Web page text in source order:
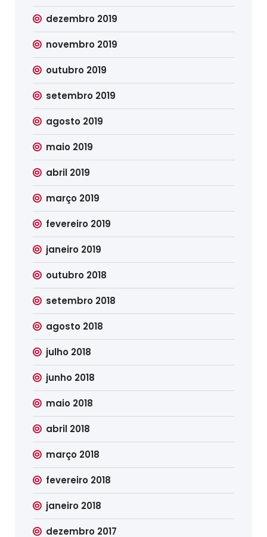
dezembro 2019
novembro 2019
outubro 2019
setembro 2019
agosto 2019
maio 2019
abril 2019
março 2019
fevereiro 2019
janeiro 2019
outubro 2018
setembro 2018
agosto 2018
julho 2018
junho 2018
maio 2018
abril 2018
março 2018
fevereiro 2018
janeiro 2018
dezembro 2017